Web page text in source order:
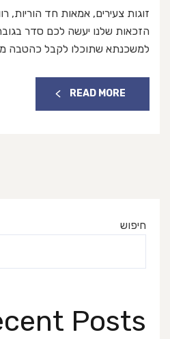
זוגות צעירים, אמאות חד הוריות,
הזכאות שלנו יעשה לכם סדר
למשכנתא שתוכלו לקבל כהטבה
READ MORE
חיפוש
Posts